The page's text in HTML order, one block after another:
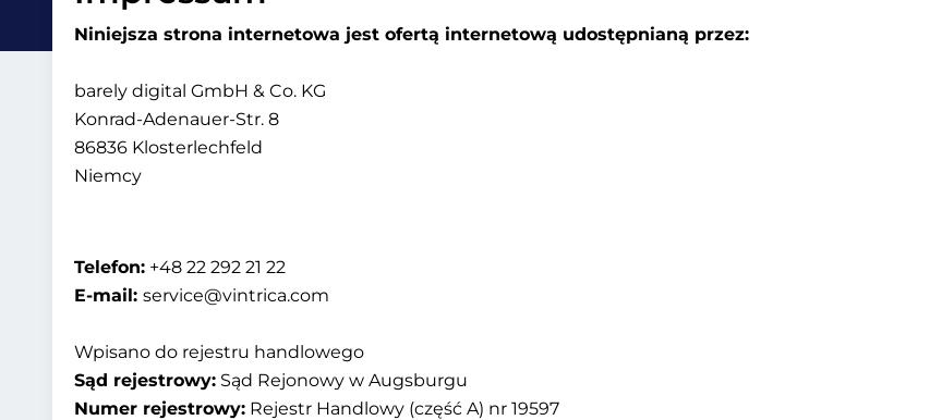
Niniejsza strona internetowa jest ofertą internetową udostępnianą przez:
barely digital GmbH & Co. KG
Konrad-Adenauer-Str. 8
86836 Klosterlechfeld
Niemcy
Telefon: +48 22 292 21 22
E-mail: service@vintrica.com
Wpisano do rejestru handlowego
Sąd rejestrowy: Sąd Rejonowy w Augsburgu
Numer rejestrowy: Rejestr Handlowy (część A) nr 19597